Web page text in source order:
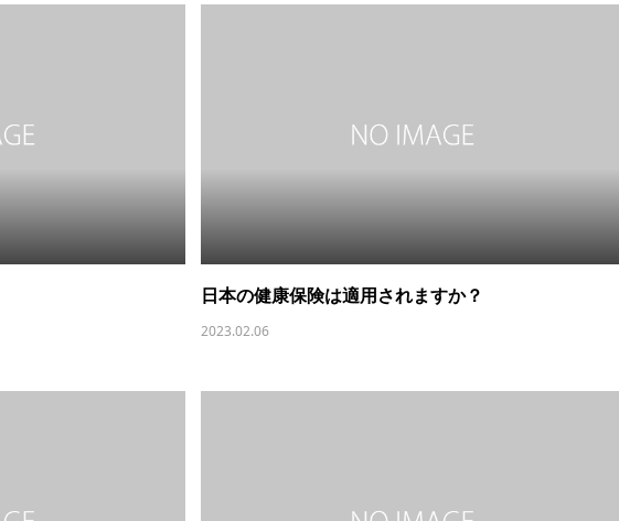
日本の健康保険は適用されますか？
2023.02.06